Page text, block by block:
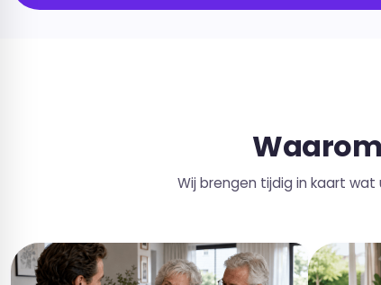
Wij brengen tijdig in kaart